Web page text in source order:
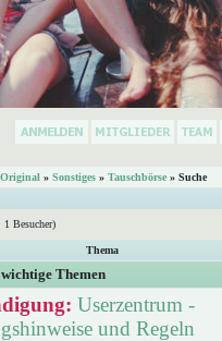
» Sonstiges » Tauschbörse » Suche
Besucher)
Thema
Themen
Userzentrum -
und Regeln